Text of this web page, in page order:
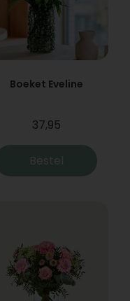
Boeket Eveline
37,95
Bestel